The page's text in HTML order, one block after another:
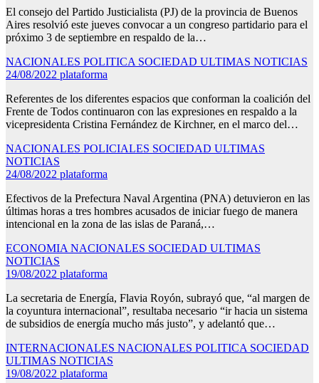
El consejo del Partido Justicialista (PJ) de la provincia de Buenos
Aires resolvió este jueves convocar a un congreso partidario para el
próximo 3 de septiembre en respaldo de la…
NACIONALES POLITICA SOCIEDAD ULTIMAS NOTICIAS
24/08/2022 plataforma
Referentes de los diferentes espacios que conforman la coalición del
Frente de Todos continuaron con las expresiones en respaldo a la
vicepresidenta Cristina Fernández de Kirchner, en el marco del…
NACIONALES POLICIALES SOCIEDAD ULTIMAS
NOTICIAS
24/08/2022 plataforma
Efectivos de la Prefectura Naval Argentina (PNA) detuvieron en las
últimas horas a tres hombres acusados de iniciar fuego de manera
intencional en la zona de las islas de Paraná,…
ECONOMIA NACIONALES SOCIEDAD ULTIMAS
NOTICIAS
19/08/2022 plataforma
La secretaria de Energía, Flavia Royón, subrayó que, “al margen de
la coyuntura internacional”, resultaba necesario “ir hacia un sistema
de subsidios de energía mucho más justo”, y adelantó que…
INTERNACIONALES NACIONALES POLITICA SOCIEDAD
ULTIMAS NOTICIAS
19/08/2022 plataforma